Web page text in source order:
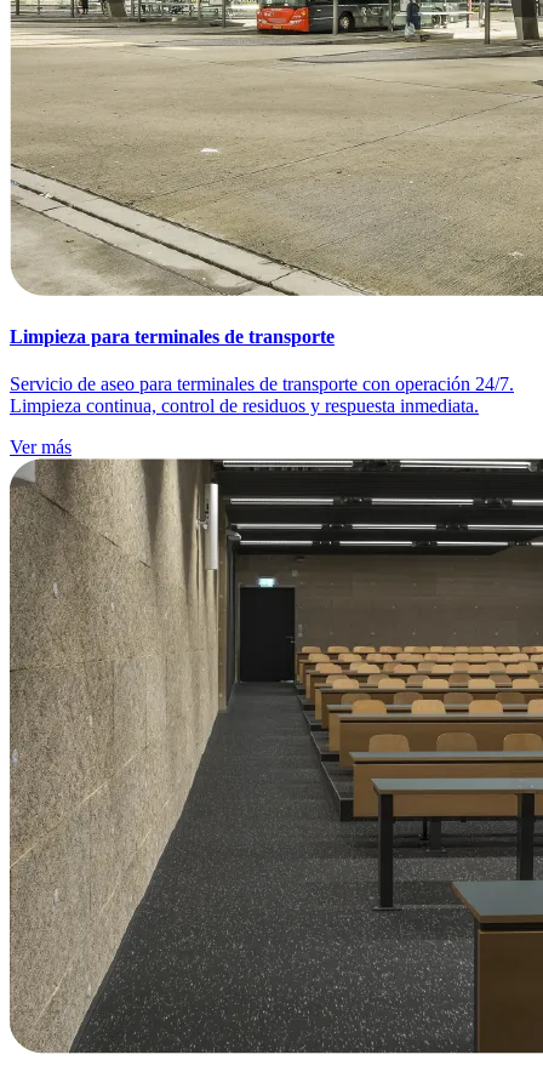
Limpieza para terminales de transporte
Servicio de aseo para terminales de transporte con operación 24/7.
Limpieza continua, control de residuos y respuesta inmediata.
Ver más